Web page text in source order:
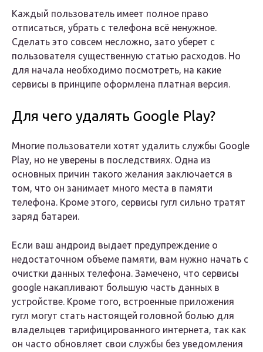
Каждый пользователь имеет полное право
отписаться, убрать с телефона всё ненужное.
Сделать это совсем несложно, зато уберет с
пользователя существенную статью расходов. Но
для начала необходимо посмотреть, на какие
сервисы в принципе оформлена платная версия.
Для чего удалять Google Play?
Многие пользователи хотят удалить службы Google
Play, но не уверены в последствиях. Одна из
основных причин такого желания заключается в
том, что он занимает много места в памяти
телефона. Кроме этого, сервисы гугл сильно тратят
заряд батареи.
Если ваш андроид выдает предупреждение о
недостаточном объеме памяти, вам нужно начать с
очистки данных телефона. Замечено, что сервисы
google накапливают большую часть данных в
устройстве. Кроме того, встроенные приложения
гугл могут стать настоящей головной болью для
владельцев тарифицированного интернета, так как
он часто обновляет свои службы без уведомления